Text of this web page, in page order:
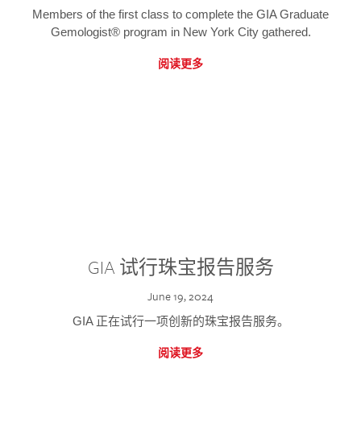
Members of the first class to complete the GIA Graduate
Gemologist® program in New York City gathered.
阅读更多
GIA 试行珠宝报告服务
June 19, 2024
GIA 正在试行一项创新的珠宝报告服务。
阅读更多